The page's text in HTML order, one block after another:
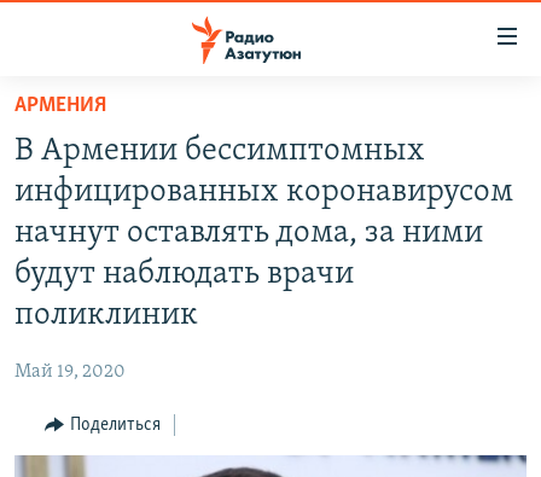
Перейти
основному
содержанию
Перейти
основной
навигации
НОВОСТИ
ПОЛИТИКА
ОБЩЕСТВО
ЭКОНОМИКА
КУЛЬТУРА
АРМЕНИЯ
В Армении бессимптомных
инфицированных коронавирусом
начнут оставлять дома, за ними
будут наблюдать врачи
поликлиник
Май 19, 2020
Поделиться